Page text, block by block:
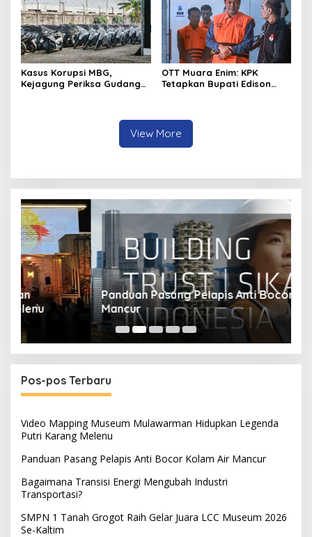
Kasus Korupsi MBG,
Kejagung Periksa Gudang
OTT Muara Enim: KPK
Tetapkan Bupati Edison
View More
Panduan Pasang Pelapis Anti Bocor Kolam Air
Mancur
Pos-pos Terbaru
Video Mapping Museum Mulawarman Hidupkan Legenda
Putri Karang Melenu
Panduan Pasang Pelapis Anti Bocor Kolam Air Mancur
Bagaimana Transisi Energi Mengubah Industri
Transportasi?
SMPN 1 Tanah Grogot Raih Gelar Juara LCC Museum 2026
Se-Kaltim